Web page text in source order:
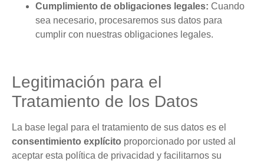
Cumplimiento de obligaciones legales: Cuando
sea necesario, procesaremos sus datos para
cumplir con nuestras obligaciones legales.
Legitimación para el
Tratamiento de los Datos
La base legal para el tratamiento de sus datos es el
consentimiento explícito proporcionado por usted al
aceptar esta política de privacidad y facilitarnos su